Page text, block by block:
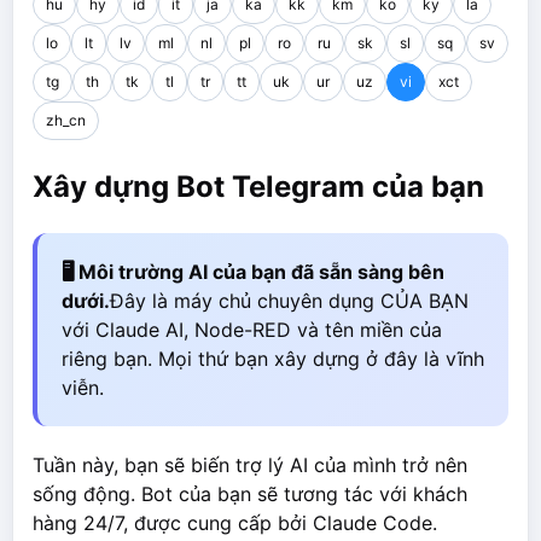
hu hy id it ja ka kk km ko ky la
lo lt lv ml nl pl ro ru sk sl sq sv
tg th tk tl tr tt uk ur uz vi xct
zh_cn
Xây dựng Bot Telegram của bạn
🖥️ Môi trường AI của bạn đã sẵn sàng bên
dưới.Đây là máy chủ chuyên dụng CỦA BẠN
với Claude AI, Node-RED và tên miền của
riêng bạn. Mọi thứ bạn xây dựng ở đây là vĩnh
viễn.
Tuần này, bạn sẽ biến trợ lý AI của mình trở nên
sống động. Bot của bạn sẽ tương tác với khách
hàng 24/7, được cung cấp bởi Claude Code.